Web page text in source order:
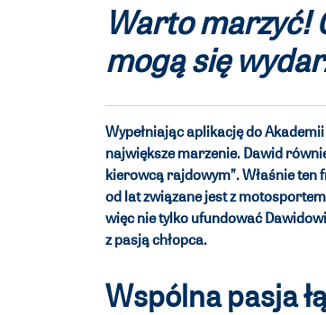
Warto marzyć!
mogą się
Wypełniając aplikację do
największe marzenie. Dawid
kierowcą rajdowym”. Właśnie ten
od lat związane jest z
więc nie tylko ufundować
z pasją chłopca.
Wspólna pasja